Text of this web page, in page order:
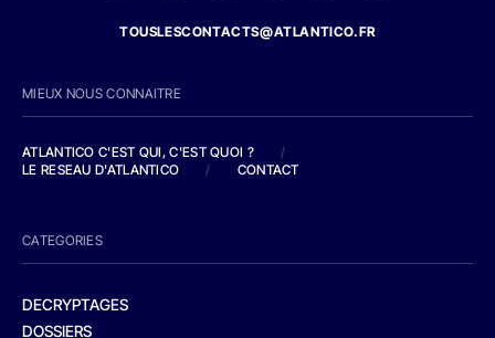
TOUSLESCONTACTS@ATLANTICO.FR
MIEUX NOUS CONNAITRE
ATLANTICO C'EST QUI, C'EST QUOI ?
/
LE RESEAU D'ATLANTICO
/ CONTACT
CATEGORIES
DECRYPTAGES
DOSSIERS